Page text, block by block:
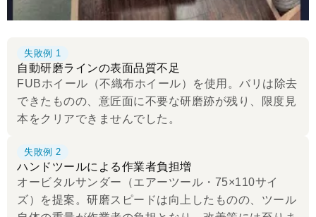
失敗例 1
自動研磨ラインの表面品質不足
FUBホイール（不織布ホイール）を使用。バリは除去
できたものの、意匠面に不要な研磨跡が残り、限度見
本をクリアできませんでした。
失敗例 2
ハンドツールによる作業者負担増
オービタルサンダー（エアーツール・75×110サイ
ズ）を提案。研磨スピードは向上したものの、ツール